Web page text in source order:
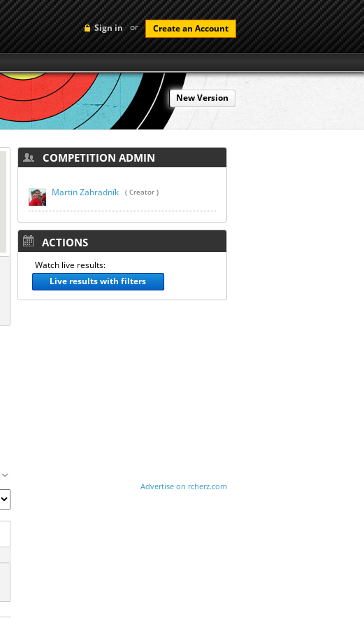
Sign in or Create an Account
New Version
COMPETITION ADMIN
Martin Zahradník ( Creator )
ACTIONS
Watch live results:
Live results with filters
Advertise on rcherz.com